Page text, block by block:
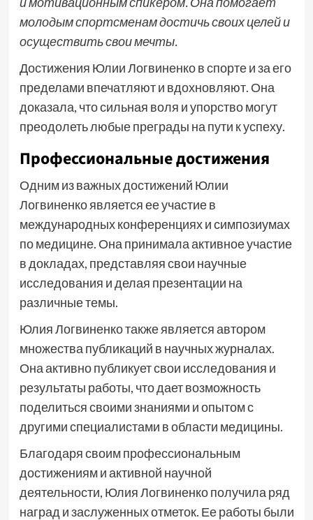
молодым спортсменам достичь своих целей и
осуществить свои мечты.
Достижения Юлии Логвиненко в спорте и за его
пределами впечатляют и вдохновляют. Она
доказала, что сильная воля и упорство могут
преодолеть любые преграды на пути к успеху.
Профессиональные достижения
Одним из важных достижений Юлии
Логвиненко является ее участие в
международных конференциях и симпозиумах
по медицине. Она принимала активное участие
в докладах, представляя свои научные
исследования и делая презентации на
различные темы.
Юлия Логвиненко также является автором
множества публикаций в научных журналах.
Она активно публикует свои исследования и
результаты работы, что дает возможность
поделиться своими знаниями и опытом с
другими специалистами в области медицины.
Благодаря своим профессиональным
достижениям и активной научной
деятельности, Юлия Логвиненко получила ряд
наград и заслуженных отметок. Ее работы были